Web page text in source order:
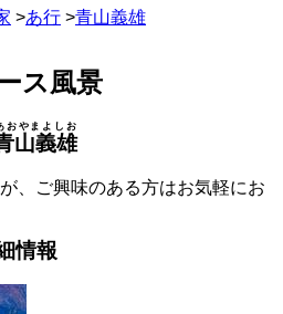
>あ行 >青山義雄
ス風景
山義雄
おやまよしお
、ご興味のある方はお気軽にお
情報